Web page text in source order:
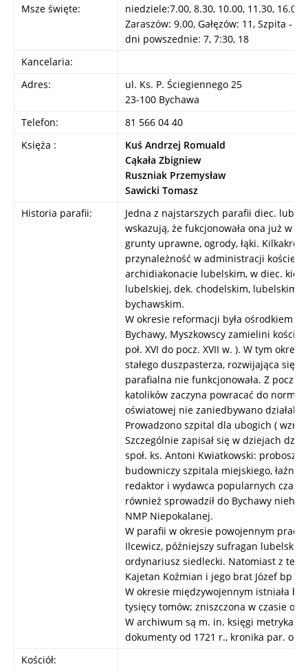
Msze święte:
niedziele:7.00, 8.30, 10.00, 11.30, 16.00
Zaraszów: 9.00, Gałęzów: 11, Szpita -
dni powszednie: 7, 7:30, 18
Kancelaria:
Adres:
ul. Ks. P. Ściegiennego 25
23-100 Bychawa
Telefon:
81 566 04 40
Księża :
Kuś Andrzej Romuald
Cąkała Zbigniew
Ruszniak Przemysław
Sawicki Tomasz
Historia parafii:
Jedna z najstarszych parafii diec.
wskazują, że fukcjonowała ona już w
grunty uprawne, ogrody, łąki.
przynależność w administracji
archidiakonacie lubelskim, w diec.
lubelskiej, dek. chodelskim, lubelskim,
bychawskim.
W okresie reformacji była ośrodkiem
Bychawy, Myszkowscy zamielini
poł. XVI do pocz. XVII w. ). W tym
stałego duszpasterza, rozwijająca się
parafialna nie funkcjonowała. Z pocz.
katolików zaczyna powracać do
oświatowej nie zaniedbywano
Prowadzono szpital dla ubogich (
Szczególnie zapisał się w dziejach
społ. ks. Antoni Kwiatkowski:
budowniczy szpitala miejskiego, łaźni,
redaktor i wydawca popularnych
również sprowadził do Bychawy
NMP Niepokalanej.
W parafii w okresie powojennym
Ilcewicz, późniejszy sufragan lubelski,
ordynariusz siedlecki. Natomiast z
Kajetan Koźmian i jego brat Józef bp
W okresie międzywojennym istniała
tysięcy tomów; zniszczona w czasie
W archiwum są m. in. księgi
dokumenty od 1721 r., kronika par. od
Kościół: